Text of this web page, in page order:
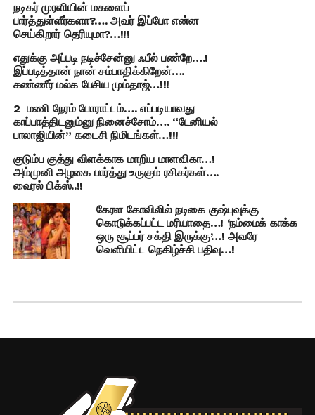
நடிகர் முரளியின் மகளைப்
பார்த்துள்ளீர்களா?…. அவர் இப்போ என்ன
செய்கிறார் தெரியுமா?…!!!
எதுக்கு அப்படி நடிச்சேன்னு ஃபீல் பண்றே….!
இப்படித்தான் நான் சம்பாதிக்கிறேன்….
கண்ணீர் மல்க பேசிய மும்தாஜ்…!!!
2 மணி நேரம் போராட்டம்…. எப்படியாவது
காப்பாத்திடனும்னு நினைச்சோம்…. “டேனியல்
பாலாஜியின்” கடைசி நிமிடங்கள்…!!!
குடும்ப குத்து விளக்காக மாறிய மாளவிகா…!
அம்முனி அழகை பார்த்து உருகும் ரசிகர்கள்….
வைரல் பிக்ஸ்..!!
கேரள கோவிலில் நடிகை குஷ்புவுக்கு
கொடுக்கப்பட்ட மரியாதை…! ‘நம்மைக் காக்க
ஒரு சூப்பர் சக்தி இருக்கு’…! அவரே
வெளியிட்ட நெகிழ்ச்சி பதிவு…!